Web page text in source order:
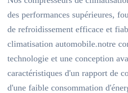
des performances supérieures,
de refroidissement efficace et
climatisation automobile.notre
technologie et une conception
caractéristiques d'un rapport de
d'une faible consommation